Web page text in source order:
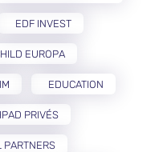
EDF INVEST
EUROPA
EDUCATION
PRIVÉS
PARTNERS